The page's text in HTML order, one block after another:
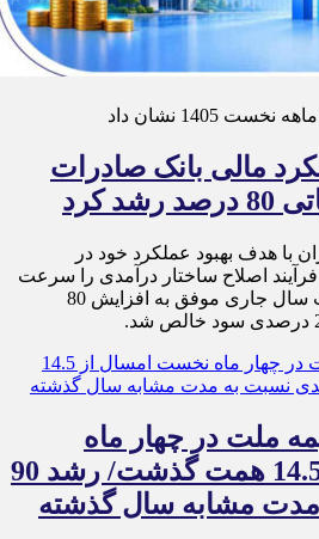
مالی بانک صادرات
کرد
با هدف بهبود عملکرد خود در
اصلاح ساختار درآمدی را سرعت
بخشید و طی 3 ماهه نخست سال جاری موفق به افزایش 80
ملت در چهار ماه
نخست امسال از 14.5 همت گذشت/ رشد 90
مشابه سال گذشته